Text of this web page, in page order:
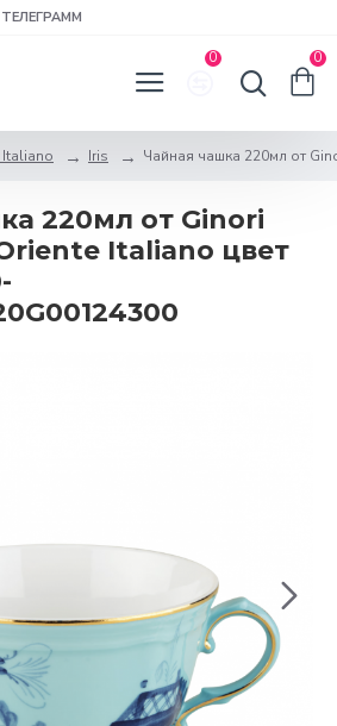
0 0
Italiano Iris Чайная чашка 220мл от
220мл от Ginori
Italiano цвет